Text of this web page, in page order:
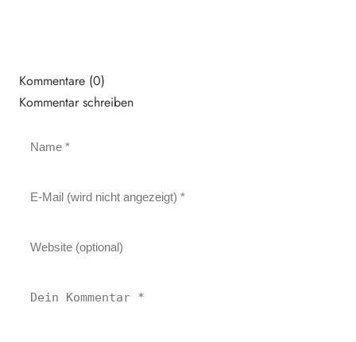
Kommentare (0)
Kommentar schreiben